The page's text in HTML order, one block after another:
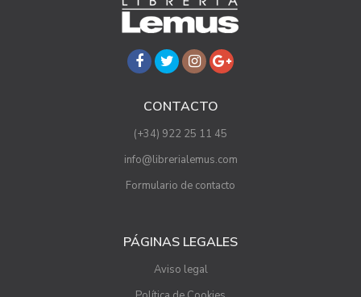
CONTACTO
(+34) 922 25 11 45
info@librerialemus.com
Formulario de contacto
PÁGINAS LEGALES
Aviso legal